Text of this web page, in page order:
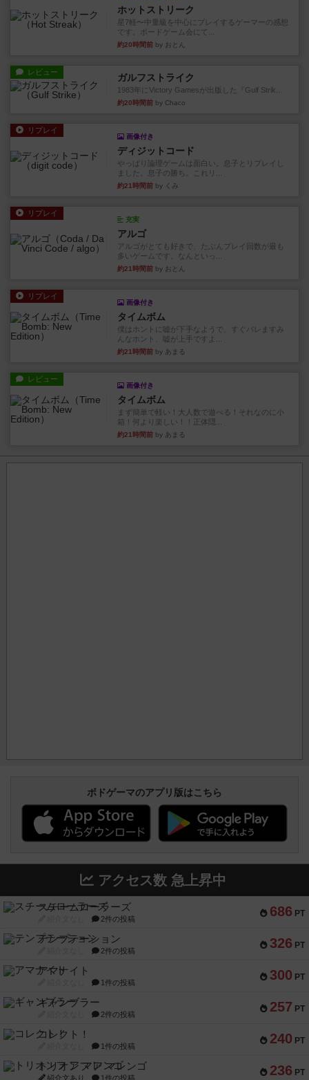
ホットストリーク
星7軽〜中量級を中心にプレイするゲーマーの感想
です。ボードゲーム会にて...
約20時間前 by おとん
レビュー ガルフストライク
1983年にVictory Gamesが出版した『Gulf Strik...
約20時間前 by Chaco
リプレイ
画像付き
ディジットコード
やっぱり論理ゲームは面白い。息子とリプレイし
ました。息子の勝ち。これリ...
約21時間前 by くみ
リプレイ
充実
アルゴ
アルゴがとても好きで、たぶんプレイ回数が最も
多いゲームです。なんといっ...
約21時間前 by おとん
リプレイ
画像付き
タイムボム
僕はホントに嘘が下手なようで、すぐバレますみ
んなホント、嘘が上手ですよ...
約21時間前 by あまる
レビュー
画像付き
タイムボム
まず簡単で軽い！大人数で遊べる！それなのに小
箱！何より楽しい！！正体隠...
約21時間前 by あまる
ボドゲーマのアプリ版はこちら
アクセス数 急上昇中
686 PT
スチームローラーズ
2件の投稿
326 PT
テンプテーション
2件の投稿
300 PT
アマナイト
1件の投稿
257 PT
ギャンブラー
2件の投稿
240 PT
コレクト！
1件の投稿
236 PT
トリオンフ ア マレンゴ
紹介文あり 1件の投稿